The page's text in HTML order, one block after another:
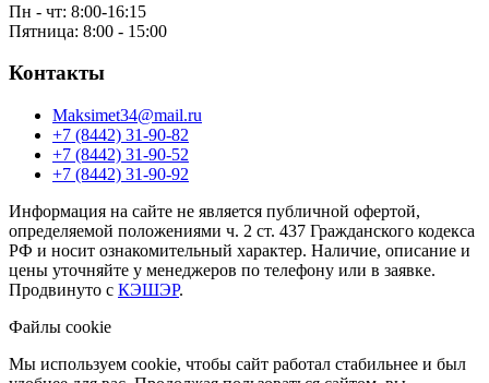
Пн - чт: 8:00-16:15
Пятница: 8:00 - 15:00
Контакты
Maksimet34@mail.ru
+7 (8442) 31-90-82
+7 (8442) 31-90-52
+7 (8442) 31-90-92
Информация на сайте не является публичной офертой,
определяемой положениями ч. 2 ст. 437 Гражданского кодекса
РФ и носит ознакомительный характер. Наличие, описание и
цены уточняйте у менеджеров по телефону или в заявке.
Продвинуто с КЭШЭР.
Файлы cookie
Мы используем cookie, чтобы сайт работал стабильнее и был